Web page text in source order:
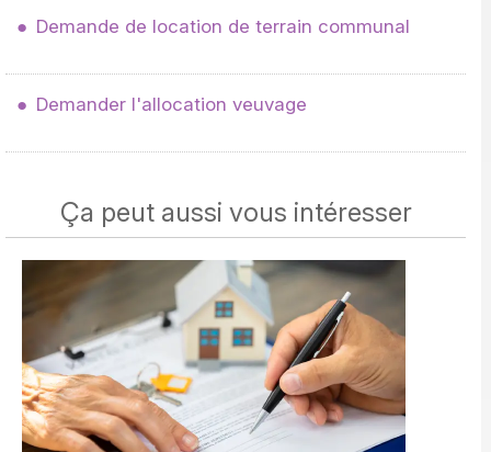
Demande de location de terrain communal
Demander l'allocation veuvage
Ça peut aussi vous intéresser